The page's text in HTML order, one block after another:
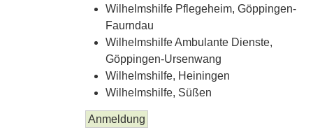
Wilhelmshilfe Pflegeheim, Göppingen-
Faurndau
Wilhelmshilfe Ambulante Dienste,
Göppingen-Ursenwang
Wilhelmshilfe, Heiningen
Wilhelmshilfe, Süßen
Anmeldung